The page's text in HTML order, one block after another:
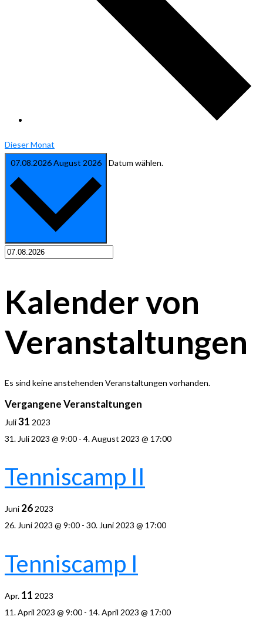
Dieser Monat
07.08.2026August 2026 Datum wählen.
Kalender von
Veranstaltungen
Es sind keine anstehenden Veranstaltungen vorhanden.
Vergangene Veranstaltungen
Juli31 2023
31. Juli 2023 @ 9:00 - 4. August 2023 @ 17:00
Tenniscamp II
Juni 26 2023
26. Juni 2023 @ 9:00 - 30. Juni 2023 @ 17:00
Tenniscamp I
Apr. 11 2023
11. April 2023 @ 9:00 - 14. April 2023 @ 17:00